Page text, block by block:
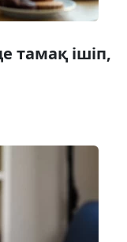
тамақ ішіп,